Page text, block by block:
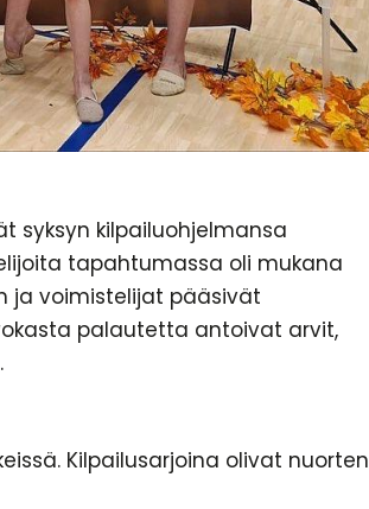
syksyn kilpailuohjelmansa
tapahtumassa oli mukana
ja voimistelijat pääsivät
palautetta antoivat arvit,
Kilpailusarjoina olivat nuorten